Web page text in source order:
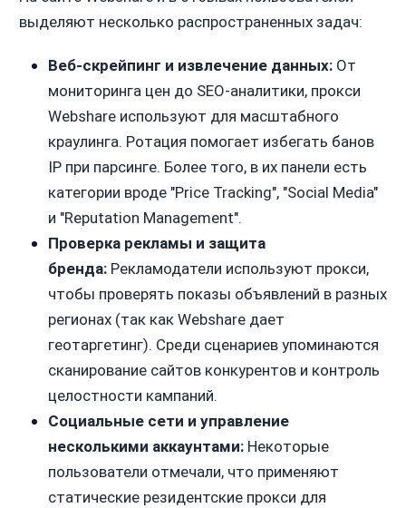
выделяют несколько распространенных задач:
Веб-скрейпинг и извлечение данных:От
мониторинга цен до SEO-аналитики, прокси
Webshare используют для масштабного
краулинга. Ротация помогает избегать банов
IP при парсинге. Более того, в их панели есть
категории вроде "Price Tracking", "Social Media"
и "Reputation Management".
Проверка рекламы и защита
бренда:Рекламодатели используют прокси,
чтобы проверять показы объявлений в разных
регионах (так как Webshare дает
геотаргетинг). Среди сценариев упоминаются
сканирование сайтов конкурентов и контроль
целостности кампаний.
Социальные сети и управление
несколькими аккаунтами:Некоторые
пользователи отмечали, что применяют
статические резидентские прокси для